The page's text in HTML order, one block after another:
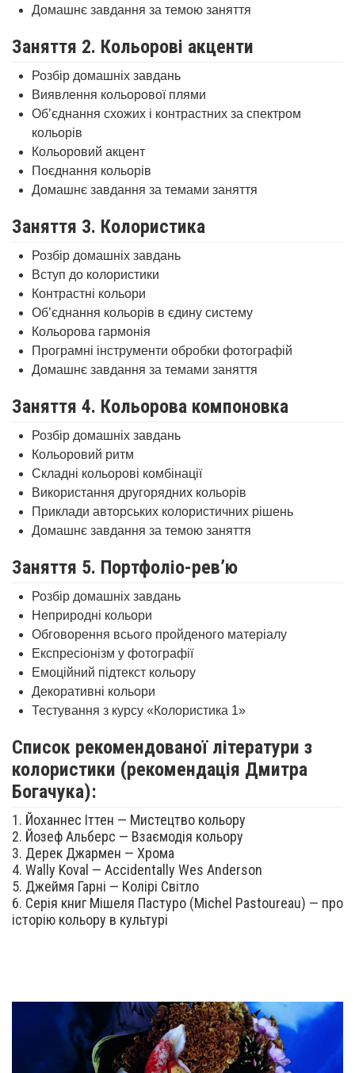
Домашнє завдання за темою заняття
Заняття 2. Кольорові акценти
Розбір домашніх завдань
Виявлення кольорової плями
Об’єднання схожих і контрастних за спектром
кольорів
Кольоровий акцент
Поєднання кольорів
Домашнє завдання за темами заняття
Заняття 3. Колористика
Розбір домашніх завдань
Вступ до колористики
Контрастні кольори
Об’єднання кольорів в єдину систему
Кольорова гармонія
Програмні інструменти обробки фотографій
Домашнє завдання за темами заняття
Заняття 4. Кольорова компоновка
Розбір домашніх завдань
Кольоровий ритм
Складні кольорові комбінації
Використання другорядних кольорів
Приклади авторських колористичних рішень
Домашнє завдання за темою заняття
Заняття 5. Портфоліо-рев’ю
Розбір домашніх завдань
Неприродні кольори
Обговорення всього пройденого матеріалу
Експресіонізм у фотографії
Емоційний підтекст кольору
Декоративні кольори
Тестування з курсу «Колористика 1»
Список рекомендованої літератури з
колористики (рекомендація Дмитра
Богачука):
1. Йоханнес Іттен — Мистецтво кольору
2. Йозеф Альберс — Взаємодія кольору
3. Дерек Джармен — Хрома
4. Wally Koval — Accidentally Wes Anderson
5. Джеймя Гарні — Колірі Світло
6. Серія книг Мішеля Пастуро (Michel Pastoureau) — про
історію кольору в культурі